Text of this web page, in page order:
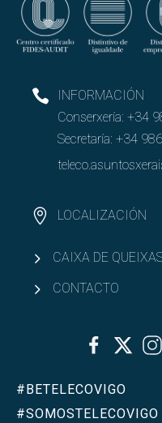
INFORMACIÓN
Conserxería: +34
Secretaría: +34
LOCALIZACIÓN
CAIXA DE
CONTACTO
FacebookTwitter
#BETELECOVIGO
#SOMOSTELECOVIGO